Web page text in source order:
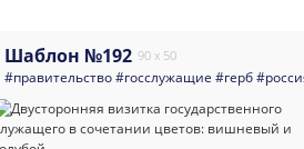
Шаблон №192 90 x 50
#правительство#госслужащие #герб